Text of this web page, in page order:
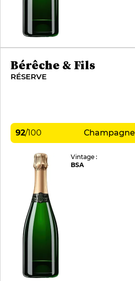
Bérêche & Fils
RÉSERVE
92/100 Champagne
Vintage :
BSA